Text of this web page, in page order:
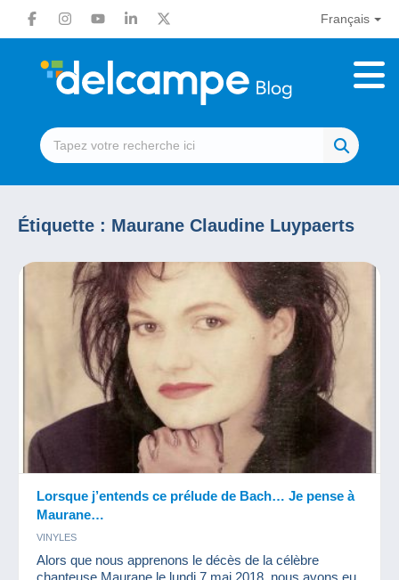
Français
Étiquette : Maurane Claudine Luypaerts
Lorsque j’entends ce prélude de Bach… Je pense à
Maurane…
VINYLES
Alors que nous apprenons le décès de la célèbre